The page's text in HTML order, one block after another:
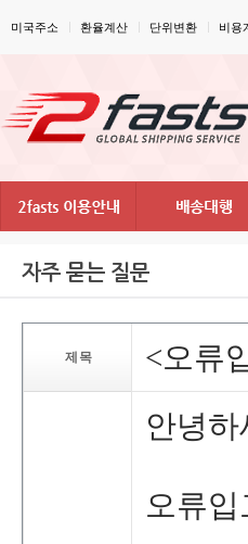
미국주소 환율계산 단위변환 비용
자주묻는질문
제목 <오류
안녕하
오류